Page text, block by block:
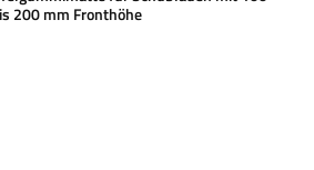
200 mm Fronthöhe